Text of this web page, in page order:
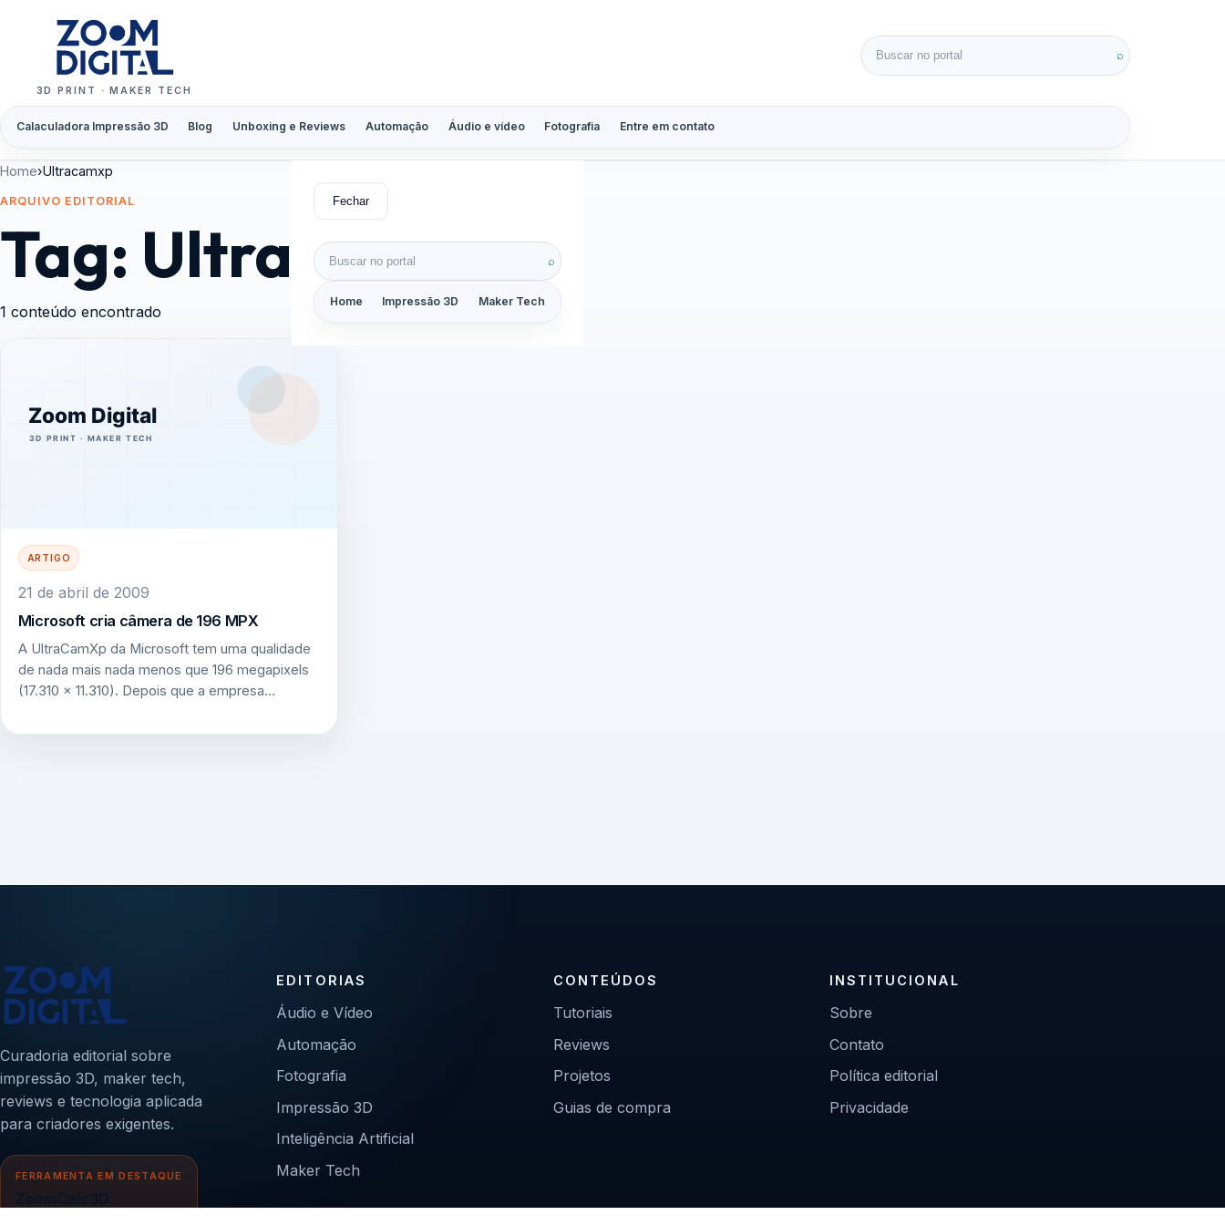
3D PRINT · MAKER TECH
Calaculadora Impressão 3D Blog Unboxing e Reviews Automação Áudio e vídeo Fotografia Entre em contato
Buscar por: ⌕
Fechar
Buscar por: ⌕
Home Impressão 3D Maker Tech
Home›Ultracamxp
ARQUIVO EDITORIAL
Tag: Ultracamxp
1 conteúdo encontrado
ARTIGO
21 de abril de 2009
Microsoft cria câmera de 196 MPX
A UltraCamXp da Microsoft tem uma qualidade
de nada mais nada menos que 196 megapixels
(17.310 x 11.310). Depois que a empresa…
Curadoria editorial sobre
impressão 3D, maker tech,
reviews e tecnologia aplicada
para criadores exigentes.
FERRAMENTA EM DESTAQUE
ZoomCalc3D
EDITORIAS
Áudio e Vídeo
Automação
Fotografia
Impressão 3D
Inteligência Artificial
Maker Tech
CONTEÚDOS
Tutoriais
Reviews
Projetos
Guias de compra
INSTITUCIONAL
Sobre
Contato
Política editorial
Privacidade